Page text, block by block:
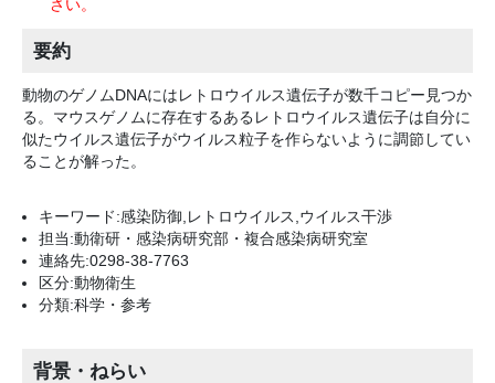
さい。
要約
動物のゲノムDNAにはレトロウイルス遺伝子が数千コピー見つか
る。マウスゲノムに存在するあるレトロウイルス遺伝子は自分に
似たウイルス遺伝子がウイルス粒子を作らないように調節してい
ることが解った。
キーワード:感染防御,レトロウイルス,ウイルス干渉
担当:動衛研・感染病研究部・複合感染病研究室
連絡先:0298-38-7763
区分:動物衛生
分類:科学・参考
背景・ねらい